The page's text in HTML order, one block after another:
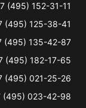
(495) 152-31-11
(495) 125-38-41
(495) 135-42-87
(495) 182-17-65
(495) 021-25-26
(495) 023-42-98